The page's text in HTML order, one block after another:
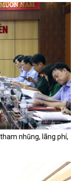
nhũng, lãng phí,